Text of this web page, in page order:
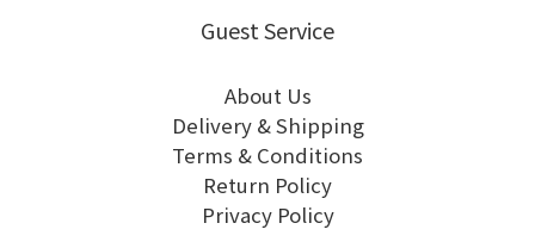
Guest Service
About Us
Delivery & Shipping
Terms & Conditions
Return Policy
Privacy Policy